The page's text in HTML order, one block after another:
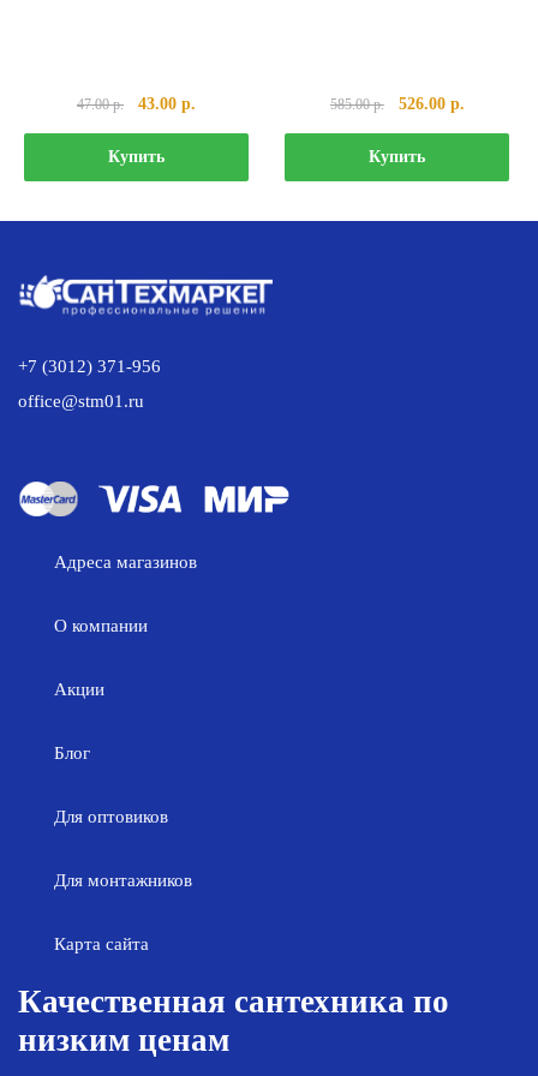
47.00р.
Первоначальная
цена
составляла
47.00 р..
43.00р.
цена:
Купить
585.00р.
Первоначальная
цена
составляла
585.00 р..
526.00 р.Текущая
цена:
Купить
+7 (3012) 371-956
office@stm01.ru
Адреса магазинов
О компании
Акции
Блог
Для оптовиков
Для монтажников
Карта сайта
Качественная сантехника по
низким ценам